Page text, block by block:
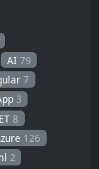
AI 79
7
3
8
126
2